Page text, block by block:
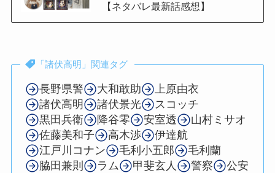
【ネタバレ最新話感想】
「諸伏高明」関連タグ
長野県警 大和敢助
上原由衣
諸伏高明
諸伏景光
スコッチ
黒田兵衛
降谷零 安室透
山村ミサオ
佐藤美和子
高木渉
伊達航
江戸川コナン
毛利小五郎
毛利蘭
脇田兼則
ラム 甲斐玄人 警察
公安